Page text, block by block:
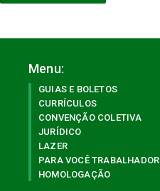
Menu:
GUIAS E BOLETOS
CURRÍCULOS
CONVENÇÃO COLETIVA
JURÍDICO
LAZER
PARA VOCÊ TRABALHADOR
HOMOLOGAÇÃO